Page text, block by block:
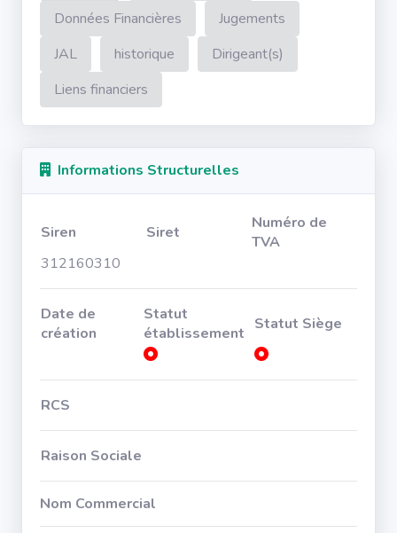
Données Financières
Jugements
JAL
historique
Dirigeant(s)
Liens financiers
Informations Structurelles
Siren Siret
Numéro de
TVA
312160310
Date de
création
Statut
établissement Statut Siège
RCS
Raison Sociale
Nom Commercial